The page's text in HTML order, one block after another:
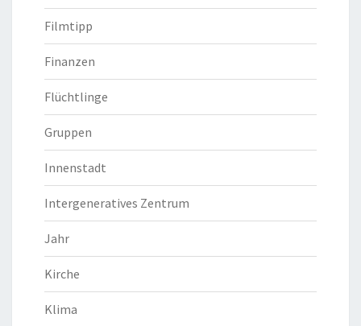
Filmtipp
Finanzen
Flüchtlinge
Gruppen
Innenstadt
Intergeneratives Zentrum
Jahr
Kirche
Klima